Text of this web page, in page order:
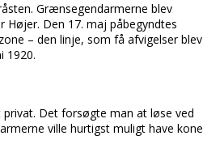
Grænsegendarmerne blev
Den 17. maj påbegyndtes
– den linje, som få afvigelser blev
1920.
Det forsøgte man at løse ved
ville hurtigst muligt have kone